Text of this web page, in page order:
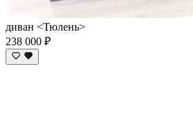
диван <Тюлень>
238 000 ₽